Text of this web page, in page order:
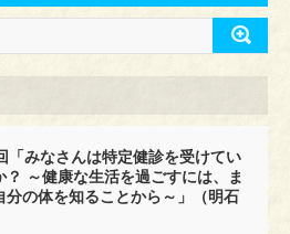
「みなさんは特定健診を受けてい
？ ～健康な生活を過ごすには、ま
分の体を知ることから～」（明石